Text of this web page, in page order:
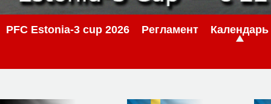
PFС Estonia-3 cup 2026 Регламент Календарь